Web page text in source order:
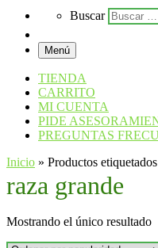
SearchBuscar
Menú
TIENDA
CARRITO
MI CUENTA
PIDE
PREGUNTAS
Inicio » Productos
raza grande
Mostrando el único resultado